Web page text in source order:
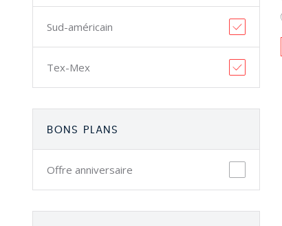
Sud-américain
Tex-Mex
BONS PLANS
Offre anniversaire